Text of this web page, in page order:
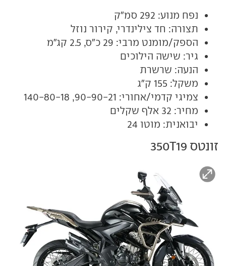
נפח מנוע: 292 סמ"ק
תצורה: חד צילינדרי, קירור נוזל
הספק/מומנט מרבי: 29 כ"ס, 2.5 קג"מ
גיר: שישה הילוכים
הנעה: שרשרת
משקל: 155 ק"ג
צמיגי קדמי/אחורי: 90-90-21, 140-80-18
מחיר: 32 אלף שקלים
יבואנית: מוטו 24
זונטס 350T19